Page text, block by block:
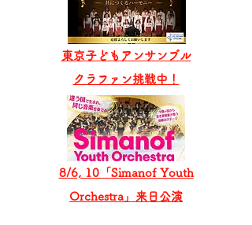
8/6, 10「Simanof Youth
Orchestra」来日公演
東京子どもアンサンブル
​クラファン挑戦中！